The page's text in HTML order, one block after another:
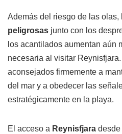
Además del riesgo de las olas,
peligrosas junto con los
los acantilados aumentan aún
necesaria al visitar
aconsejados firmemente a
del mar y a obedecer las
estratégicamente en la playa.
El acceso a Reynisfjara